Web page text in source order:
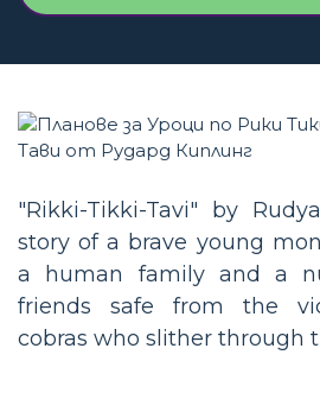
"Rikki-Tikki-Tavi" by
story of a brave young
a human family and a
friends safe from the
cobras who slither through